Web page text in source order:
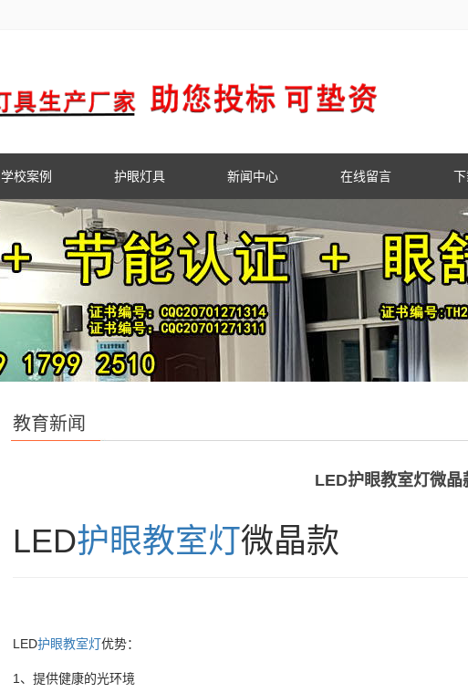
学校案例 护眼灯具 新闻中心 在线留言
教育新闻
LED护眼教室灯微晶
LED护眼教室灯微晶款
LED护眼教室灯优势：
1、提供健康的光环境